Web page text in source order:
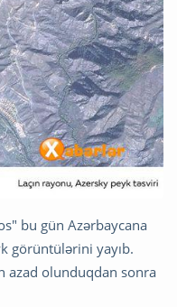
bu gün Azərbaycana
görüntülərini yayıb.
azad olunduqdan sonra